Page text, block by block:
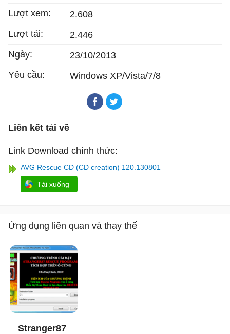
Lượt xem:
2.608
Lượt tải:
2.446
Ngày:
23/10/2013
Yêu cầu:
Windows XP/Vista/7/8
Liên kết tải về
Link Download chính thức:
AVG Rescue CD (CD creation) 120.130801
Tải xuống
Ứng dụng liên quan và thay thế
Stranger87